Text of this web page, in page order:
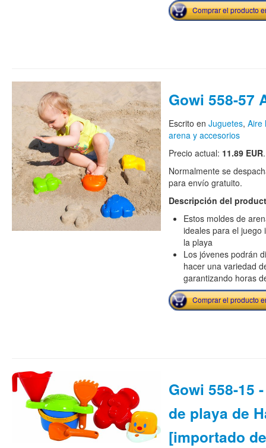
Comprar el producto
Gowi 558-57
Escrito en Juguetes, Aire
arena y accesorios
Precio actual: 11.89 EUR.
Normalmente se
para envío gratuito.
Descripción del
Estos moldes de
ideales para el juego
la playa
Los jóvenes podrán
hacer una variedad
garantizando horas
Comprar el producto
Gowi 558-15
de playa de
[importado